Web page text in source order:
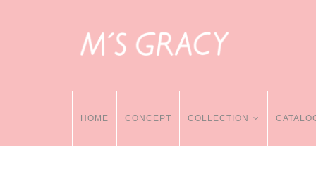
HOME CONCEPT COLLECTION